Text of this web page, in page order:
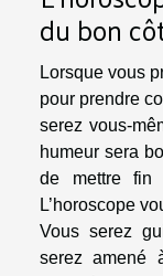
du bon
Lorsque vous
pour prendre
serez vous-
humeur sera
de mettre fin
L’horoscope
Vous serez
serez amené